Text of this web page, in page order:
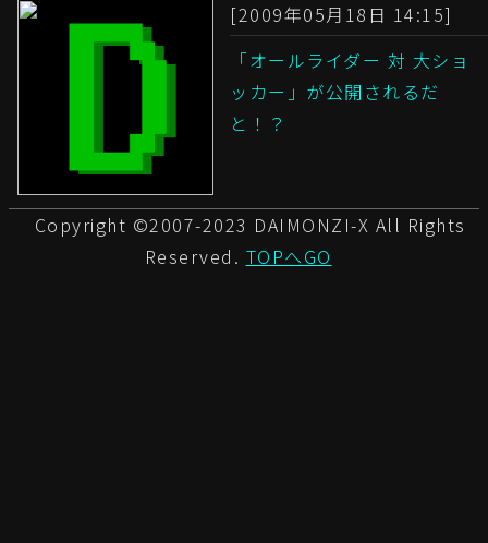
[2009年05月18日 14:15]
「オールライダー 対 大ショ
ッカー」が公開されるだ
と！？
Copyright ©2007-2023 DAIMONZI-X All Rights
Reserved. TOPへGO